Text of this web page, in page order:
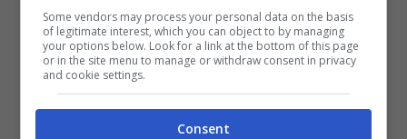
Some vendors may process your personal data on the basis
of legitimate interest, which you can object to by managing
your options below. Look for a link at the bottom of this page
or in the site menu to manage or withdraw consent in privacy
and cookie settings.
Consent